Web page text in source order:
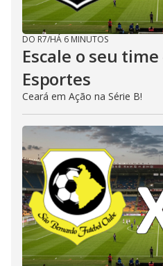
DO R7/HÁ 6 MINUTOS
Escale o seu
Esportes
Ceará em Ação na Série B!